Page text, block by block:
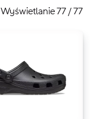
Wyświetlanie 77 / 77